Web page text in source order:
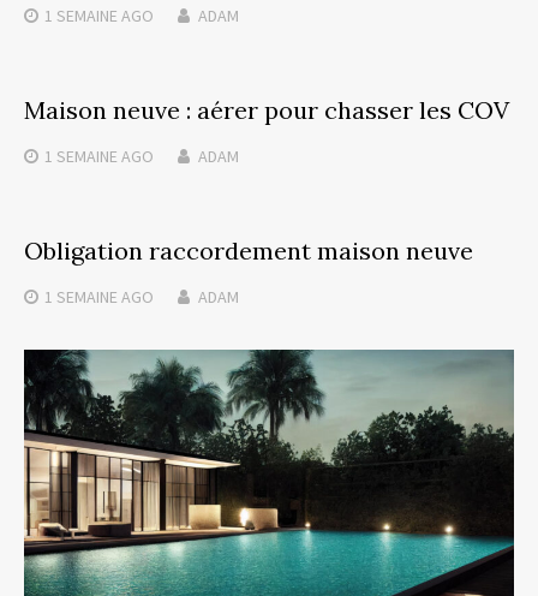
1 SEMAINE AGO ADAM
Maison neuve : aérer pour chasser les COV
1 SEMAINE AGO ADAM
Obligation raccordement maison neuve
1 SEMAINE AGO ADAM